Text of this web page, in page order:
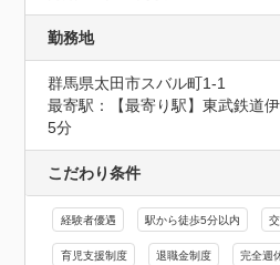
勤務地
群馬県太田市スバル町1-1
最寄駅：【最寄り駅】東武鉄道
5分
こだわり条件
経験者優遇 駅から徒歩5分以内
育児支援制度 退職金制度 完全週